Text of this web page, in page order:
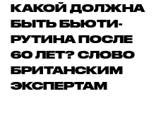
КАКОЙ ДОЛЖНА
БЫТЬ БЬЮТИ-
РУТИНА ПОСЛЕ
60 ЛЕТ? СЛОВО
БРИТАНСКИМ
ЭКСПЕРТАМ